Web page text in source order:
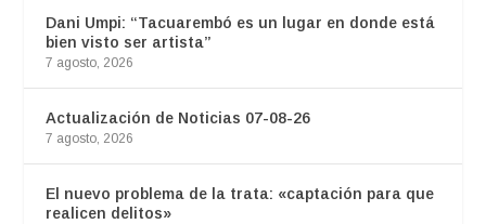
Dani Umpi: “Tacuarembó es un lugar en donde está
bien visto ser artista”
7 agosto, 2026
Actualización de Noticias 07-08-26
7 agosto, 2026
El nuevo problema de la trata: «captación para que
realicen delitos»